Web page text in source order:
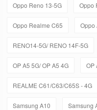
Oppo Reno 13-5G Oppo
Oppo Realme C65 Oppo
RENO14-5G/ RENO 14F-5G
OP A5 5G/ OP A5 4G OP
REALME C61/C63/C65S - 4G
Samsung A10 Samsung